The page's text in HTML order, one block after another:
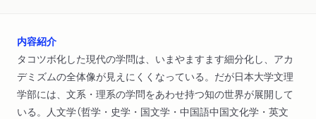
内容紹介
タコツボ化した現代の学問は、いまやますます細分化し、アカ
デミズムの全体像が見えにくくなっている。だが日本大学文理
学部には、文系・理系の学問をあわせ持つ知の世界が展開して
いる。人文学（哲学・史学・国文学・中国語中国文化学・英文